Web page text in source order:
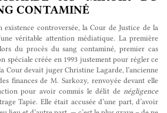
CONTAMINÉ
existence controversée, la Cour de Justice de la
véritable attention médiatique. La première
du procès du sang contaminé, premier cas
spéciale créée en 1993 justement pour régler ce
Cour devait juger Christine Lagarde, l’ancienne
finances de M. Sarkozy, renvoyée devant elle
pour avoir commis le délit de négligence
Tapie. Elle était accusée d’une part, d’avoir